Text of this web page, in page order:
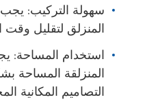
سهولة التركيب:
المنزلق لتقليل وقت
استخدام المساحة:
المنزلقة المساحة
التصاميم المكانية